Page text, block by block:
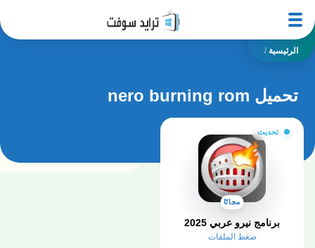
الرئيسية /
تحميل nero burning rom
تحديث
مجانًا
برنامج نيرو عربي 2025
ضغط الملفات